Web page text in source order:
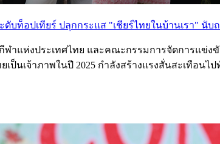
บท็อปเทียร์ ปลุกกระแส "เชียร์ไทยในบ้านเรา" นั
ฬาแห่งประเทศไทย และคณะกรรมการจัดการแข่
ยเป็นเจ้าภาพในปี 2025 กำลังสร้างแรงสั่นสะเทือ